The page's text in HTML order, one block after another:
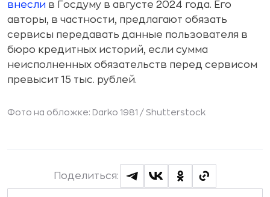
внесли в Госдуму в августе 2024 года. Его
авторы, в частности, предлагают обязать
сервисы передавать данные пользователя в
бюро кредитных историй, если сумма
неисполненных обязательств перед сервисом
превысит 15 тыс. рублей.
Фото на обложке: Darko 1981 / Shutterstock
Поделиться: